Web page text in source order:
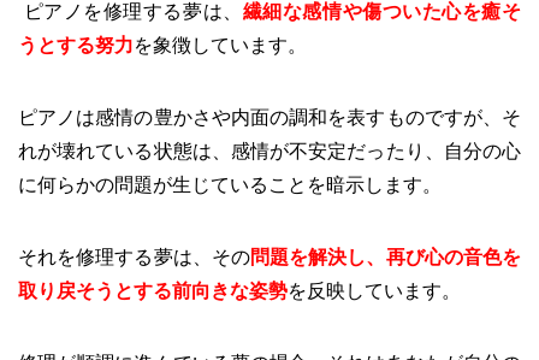
ピアノを修理する夢は、 繊細な感情や傷ついた心を癒そ
うとする努力を象徴しています。
ピアノは感情の豊かさや内面の調和を表すものですが、そ
れが壊れている状態は、感情が不安定だったり、自分の心
に何らかの問題が生じていることを暗示します。
それを修理する夢は、その問題を解決し、再び心の音色を
取り戻そうとする前向きな姿勢を反映しています。